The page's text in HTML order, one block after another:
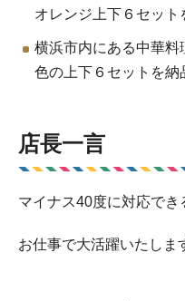
オレンジ上下６セット
横浜市内にある中華
色の上下６セットを納
店長一言
マイナス40度に対応でき
お仕事で大活躍いたしま